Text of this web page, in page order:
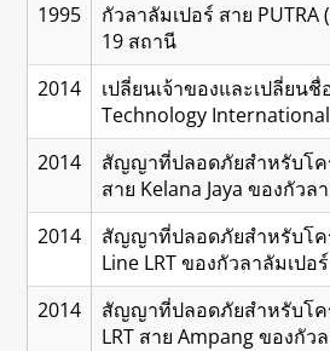
1995
กัวลาลัมเปอร์ สาย PUTRA
19 สถานี
2014
เปลี่ยนเจ้าของและเปลี่ยนชื่
Technology International
2014
สัญญาที่ปลอดภัยสำหรับโค
สาย Kelana Jaya ของกัวล
2014
สัญญาที่ปลอดภัยสำหรับโค
Line LRT ของกัวลาลัมเปอ
2014
สัญญาที่ปลอดภัยสำหรับโค
LRT สาย Ampang ของกัว